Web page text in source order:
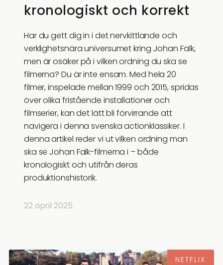
kronologiskt och korrekt
Har du gett dig in i det nervkittlande och
verklighetsnära universumet kring Johan Falk,
men är osäker på i vilken ordning du ska se
filmerna? Du är inte ensam. Med hela 20
filmer, inspelade mellan 1999 och 2015, spridas
över olika fristående installationer och
filmserier, kan det lätt bli förvirrande att
navigera i denna svenska actionklassiker. I
denna artikel reder vi ut vilken ordning man
ska se Johan Falk-filmerna i – både
kronologiskt och utifrån deras
produktionshistorik.
22 april 2025
NETFLIX